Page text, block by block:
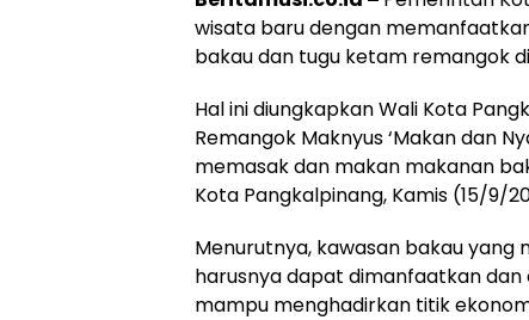
wisata baru dengan
bakau dan tugu ketam remangok
Hal ini diungkapkan Wali Kota
Remangok Maknyus ‘Makan dan
memasak dan makan makanan
Kota Pangkalpinang, Kamis (15/9/
Menurutnya, kawasan bakau
harusnya dapat dimanfaatkan
mampu menghadirkan titik